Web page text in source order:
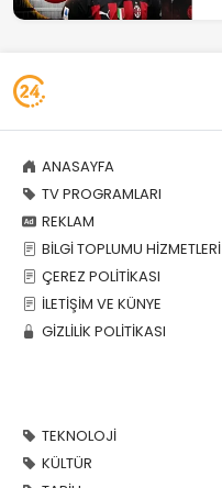
ANASAYFA
TV PROGRAMLARI
REKLAM
BİLGİ TOPLUMU HİZMETLERİ
ÇEREZ POLİTİKASI
İLETİŞİM VE KÜNYE
GİZLİLİK POLİTİKASI
TEKNOLOJİ
KÜLTÜR